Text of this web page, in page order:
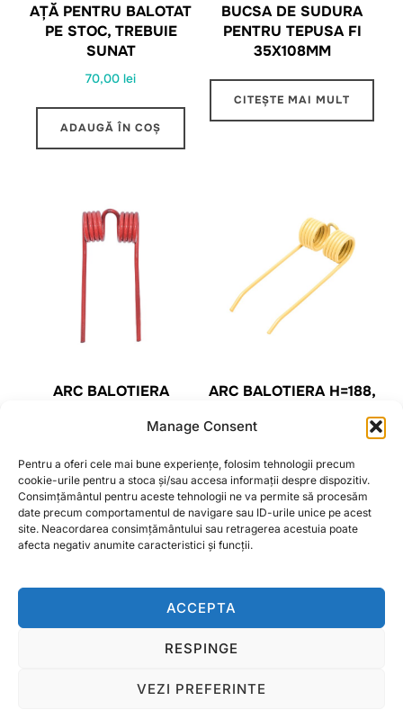
Manage Consent
Pentru a oferi cele mai bune experiențe, folosim tehnologii precum
cookie-urile pentru a stoca și/sau accesa informații despre dispozitiv.
Consimțământul pentru aceste tehnologii ne va permite să procesăm
date precum comportamentul de navigare sau ID-urile unice pe acest
site. Neacordarea consimțământului sau retragerea acestuia poate
afecta negativ anumite caracteristici și funcții.
ACCEPTA
RESPINGE
VEZI PREFERINTE
AȚĂ PENTRU BALOTAT
PE STOC, TREBUIE
SUNAT
70,00lei
ADAUGĂ ÎN COȘ
BUCSA DE SUDURA
PENTRU TEPUSA FI
35X108MM
CITEȘTE MAI MULT
ARC BALOTIERA
ADAUGĂ ÎN COȘ
ARC BALOTIERA H=188,
NEW HOLLAND OEM
7,00lei
ADAUGĂ ÎN COȘ
Copyright © 2026 Ralcom Utilaje Agricole